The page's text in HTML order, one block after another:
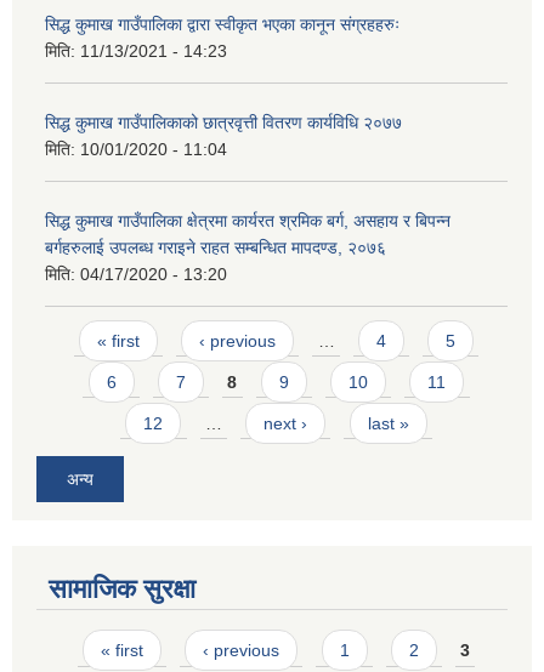
सिद्ध कुमाख गाउँपालिका द्वारा स्वीकृत भएका कानून संग्रहहरुः
मिति: 11/13/2021 - 14:23
सिद्ध कुमाख गाउँपालिकाको छात्रवृत्ती वितरण कार्यविधि २०७७
मिति: 10/01/2020 - 11:04
सिद्ध कुमाख गाउँपालिका क्षेत्रमा कार्यरत श्रमिक बर्ग, असहाय र बिपन्न
बर्गहरुलाई उपलब्ध गराइने राहत सम्बन्धित मापदण्ड, २०७६
मिति: 04/17/2020 - 13:20
Pages
« first ‹ previous 4 5
6 7 8 9 10 11
12 next › last »
अन्य
सामाजिक सुरक्षा
Pages
« first ‹ previous 1 2 3